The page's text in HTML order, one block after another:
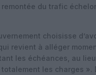
du trafic
choisisse
revient à alléger
les échéances, au
les charges ».